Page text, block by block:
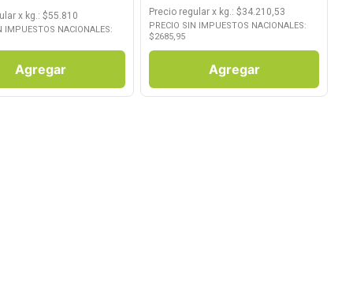
x kg.: $55.810
IMPUESTOS NACIONALES:
Agregar
Precio regular x kg.: $34.210,53
PRECIO SIN IMPUESTOS NACIONALES:
$2685,95
Agregar